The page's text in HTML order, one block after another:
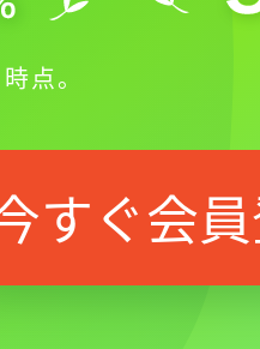
気に入りに
ログインが必
点。
すぐ会